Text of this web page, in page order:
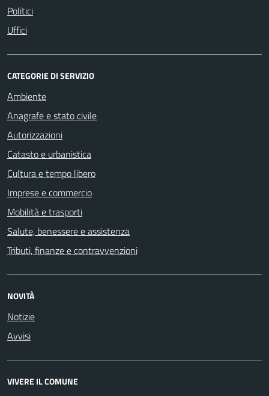
Politici
Uffici
CATEGORIE DI SERVIZIO
Ambiente
Anagrafe e stato civile
Autorizzazioni
Catasto e urbanistica
Cultura e tempo libero
Imprese e commercio
Mobilità e trasporti
Salute, benessere e assistenza
Tributi, finanze e contravvenzioni
NOVITÀ
Notizie
Avvisi
VIVERE IL COMUNE